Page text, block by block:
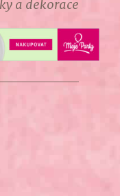
a dekorace